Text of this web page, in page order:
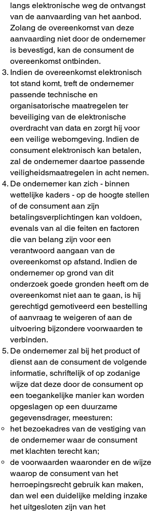
langs elektronische weg de ontvangst
van de aanvaarding van het aanbod.
Zolang de overeenkomst van deze
aanvaarding niet door de ondernemer
is bevestigd, kan de consument de
overeenkomst ontbinden.
Indien de overeenkomst elektronisch
tot stand komt, treft de ondernemer
passende technische en
organisatorische maatregelen ter
beveiliging van de elektronische
overdracht van data en zorgt hij voor
een veilige webomgeving. Indien de
consument elektronisch kan betalen,
zal de ondernemer daartoe passende
veiligheidsmaatregelen in acht nemen.
De ondernemer kan zich - binnen
wettelijke kaders - op de hoogte stellen
of de consument aan zijn
betalingsverplichtingen kan voldoen,
evenals van al die feiten en factoren
die van belang zijn voor een
verantwoord aangaan van de
overeenkomst op afstand. Indien de
ondernemer op grond van dit
onderzoek goede gronden heeft om de
overeenkomst niet aan te gaan, is hij
gerechtigd gemotiveerd een bestelling
of aanvraag te weigeren of aan de
uitvoering bijzondere voorwaarden te
verbinden.
De ondernemer zal bij het product of
dienst aan de consument de volgende
informatie, schriftelijk of op zodanige
wijze dat deze door de consument op
een toegankelijke manier kan worden
opgeslagen op een duurzame
gegevensdrager, meesturen:
het bezoekadres van de vestiging van
de ondernemer waar de consument
met klachten terecht kan;
de voorwaarden waaronder en de wijze
waarop de consument van het
herroepingsrecht gebruik kan maken,
dan wel een duidelijke melding inzake
het uitgesloten zijn van het